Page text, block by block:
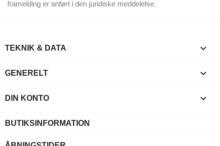
framelding er anført i den juridiske meddelelse.
TEKNIK & DATA 
GENERELT 
DIN KONTO 
BUTIKSINFORMATION